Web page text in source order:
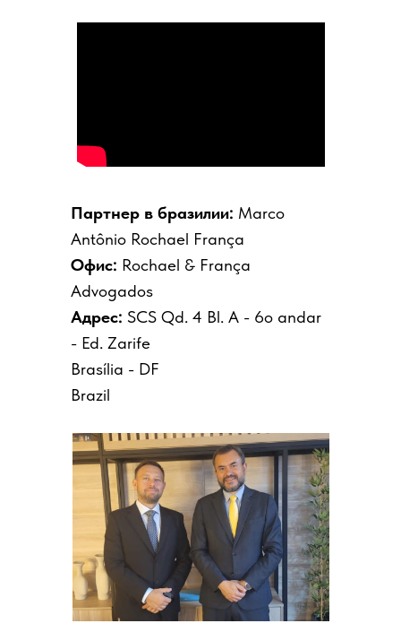
Партнер в бразилии: Marco
Antônio Rochael França
Офис: Rochael & França
Advogados
Адрес: SCS Qd. 4 Bl. A - 6o andar
- Ed. Zarife
Brasília - DF
Brazil